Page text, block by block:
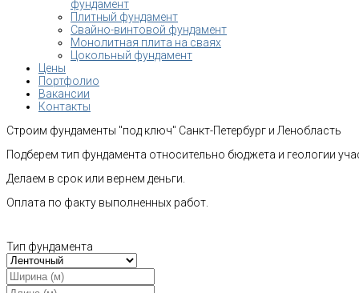
фундамент
Плитный фундамент
Свайно-винтовой фундамент
Монолитная плита на сваях
Цокольный фундамент
Цены
Портфолио
Вакансии
Контакты
Строим фундаменты "под ключ" Санкт-Петербург и Ленобласть
Подберем тип фундамента относительно бюджета и геологии
Делаем в срок или вернем деньги.
Оплата по факту выполненных работ.
Тип фундамента